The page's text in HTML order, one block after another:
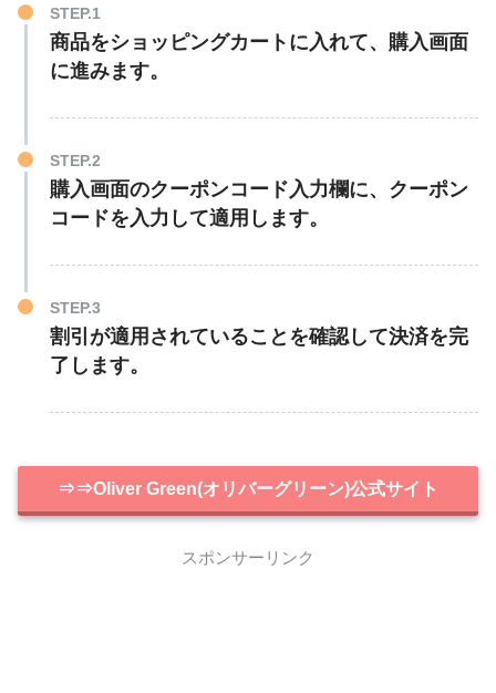
STEP.1
商品をショッピングカートに入れて、購入画面
に進みます。
STEP.2
購入画面のクーポンコード入力欄に、クーポン
コードを入力して適用します。
STEP.3
割引が適用されていることを確認して決済を完
了します。
⇒⇒Oliver Green(オリバーグリーン)公式サイト
スポンサーリンク